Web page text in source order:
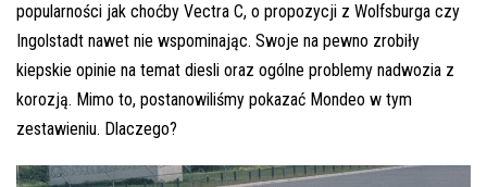
popularności jak choćby Vectra C, o propozycji z Wolfsburga czy
Ingolstadt nawet nie wspominając. Swoje na pewno zrobiły
kiepskie opinie na temat diesli oraz ogólne problemy nadwozia z
korozją. Mimo to, postanowiliśmy pokazać Mondeo w tym
zestawieniu. Dlaczego?